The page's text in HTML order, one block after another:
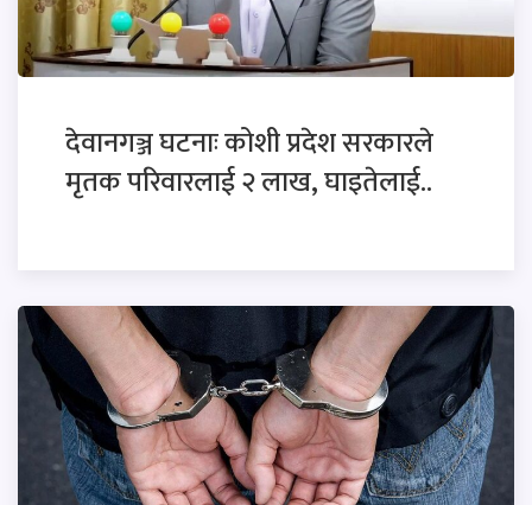
देवानगञ्ज घटनाः कोशी प्रदेश सरकारले
मृतक परिवारलाई २ लाख, घाइतेलाई..